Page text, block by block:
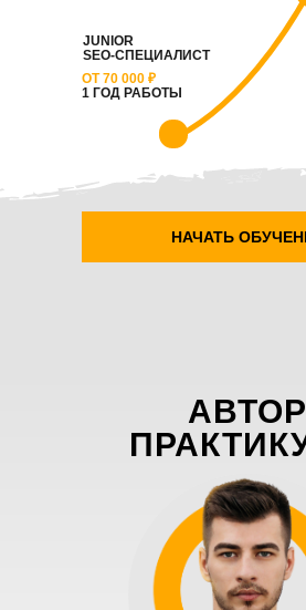
JUNIOR
SEO-СПЕЦИАЛИСТ
ОТ 70 000 ₽
1 ГОД РАБОТЫ
НАЧАТЬ
АВТОР